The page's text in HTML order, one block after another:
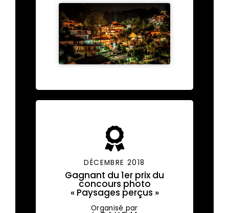
DÉCEMBRE 2018
Gagnant du 1er prix du
concours photo
« Paysages perçus »
Organisé par